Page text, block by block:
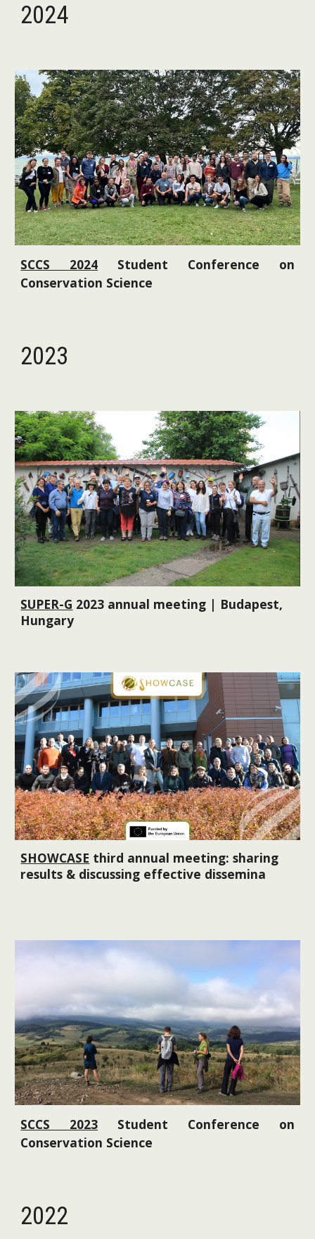
2024
SCCS 2024 Student Conference on
Conservation Science
2023
SUPER-G 2023 annual meeting | Budapest,
Hungary
SHOWCASE third annual meeting: sharing
results & discussing effective dissemina
SCCS 2023 Student Conference on
Conservation Science
2022